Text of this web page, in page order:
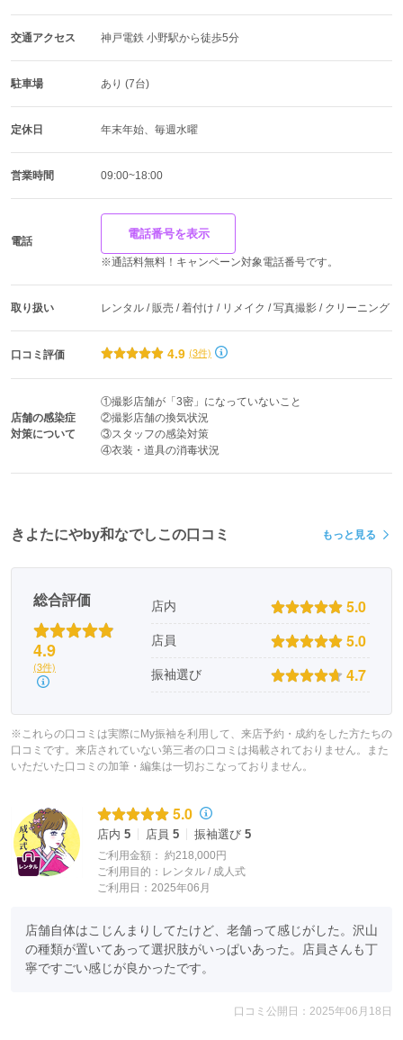
交通アクセス 神戸電鉄 小野駅から徒歩5分
駐車場 あり (7台)
定休日 年末年始、毎週水曜
営業時間 09:00~18:00
電話
電話番号を表示
※通話料無料！キャンペーン対象電話番号です。
取り扱い レンタル / 販売 / 着付け / リメイク / 写真撮影 / クリーニング
口コミ評価 4.9 (3件)
店舗の感染症
対策について
①撮影店舗が「3密」になっていないこと
②撮影店舗の換気状況
③スタッフの感染対策
④衣装・道具の消毒状況
きよたにやby和なでしこの口コミ もっと見る
総合評価
4.9
(3件)
店内 5.0
店員 5.0
振袖選び 4.7
※これらの口コミは実際にMy振袖を利用して、来店予約・成約をした方たちの
口コミです。来店されていない第三者の口コミは掲載されておりません。また
いただいた口コミの加筆・編集は一切おこなっておりません。
5.0
店内 5 店員 5 振袖選び 5
ご利用金額： 約218,000円
ご利用目的： レンタル / 成人式
ご利用日：2025年06月
店舗自体はこじんまりしてたけど、老舗って感じがした。沢山
の種類が置いてあって選択肢がいっぱいあった。店員さんも丁
寧ですごい感じが良かったです。
口コミ公開日：2025年06月18日